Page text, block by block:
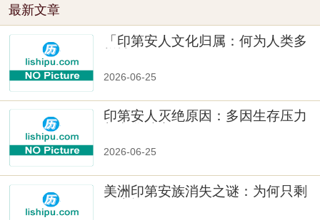
最新文章
「印第安人文化归属：何为人类多
2026-06-25
印第安人灭绝原因：多因生存压力
2026-06-25
美洲印第安族消失之谜：为何只剩